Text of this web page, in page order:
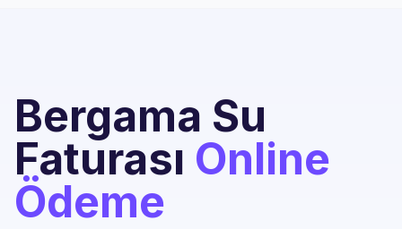
Bergama Su
Faturası Online
Ödeme